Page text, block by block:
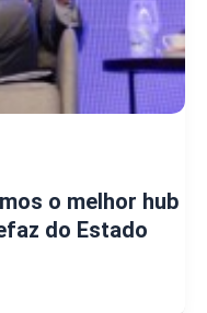
o melhor hub
do Estado